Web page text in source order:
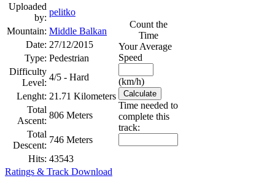
Uploaded
by:
pelitko
Count the
Time
Your Average
Speed
(km/h)
Time needed to
complete this
track:
Mountain: Middle Balkan
Date: 27/12/2015
Type: Pedestrian
Difficulty
Level:
4/5 - Hard
Lenght: 21.71 Kilometers
Total
Ascent:
806 Meters
Total
Descent:
746 Meters
Hits: 43543
Ratings & Track Download